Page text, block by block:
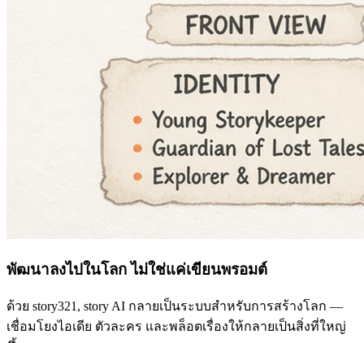
พัฒนาลงไปในโลก ไม่ใช่แค่เขียนพรอมต์
ด้วย story321, story AI กลายเป็นระบบสำหรับการสร้างโลก —
เชื่อมโยงไอเดีย ตัวละคร และพล็อตเรื่องให้กลายเป็นสิ่งที่ใหญ่